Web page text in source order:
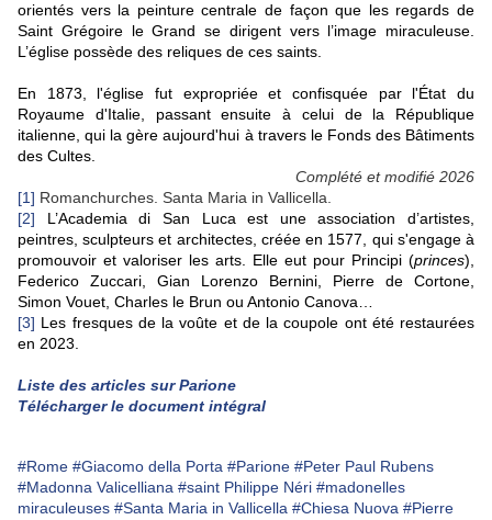
orientés vers la peinture centrale de façon que les regards de
Saint Grégoire le Grand se dirigent vers l’image miraculeuse.
L’église possède des reliques de ces saints.
En 1873, l'église fut expropriée et confisquée par l'État du
Royaume d'Italie, passant ensuite à celui de la République
italienne, qui la gère aujourd'hui à travers le Fonds des Bâtiments
des Cultes.
Complété et modifié 2026
[1] Romanchurches. Santa Maria in Vallicella.
[2]
L’Academia di San Luca est une association d’artistes,
peintres, sculpteurs et architectes, créée en 1577, qui s'engage à
promouvoir et valoriser les arts. Elle eut pour Principi (princes),
Federico Zuccari, Gian Lorenzo Bernini, Pierre de Cortone,
Simon Vouet, Charles le Brun ou Antonio Canova…
[3] Les fresques de la voûte et de la coupole ont été restaurées
en 2023.
Liste des articles sur Parione
Télécharger le document intégral
#Rome #Giacomo della Porta #Parione #Peter Paul Rubens
#Madonna Valicelliana #saint Philippe Néri #madonelles
miraculeuses #Santa Maria in Vallicella #Chiesa Nuova #Pierre